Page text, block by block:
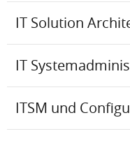
IT Solution
IT
ITSM und